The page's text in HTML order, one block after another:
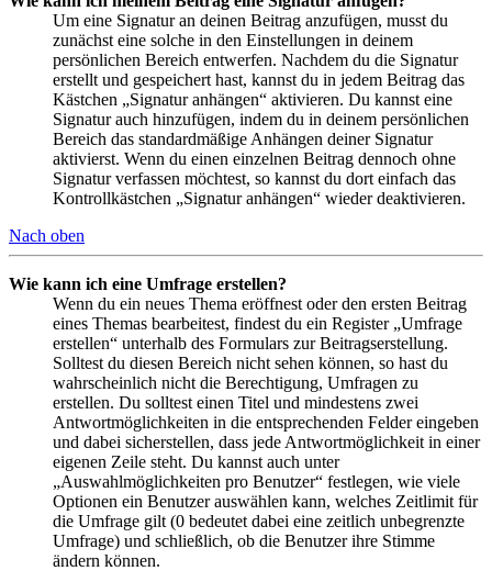
Um eine Signatur an deinen Beitrag anzufügen, musst du
zunächst eine solche in den Einstellungen in deinem
persönlichen Bereich entwerfen. Nachdem du die Signatur
erstellt und gespeichert hast, kannst du in jedem Beitrag das
Kästchen „Signatur anhängen“ aktivieren. Du kannst eine
Signatur auch hinzufügen, indem du in deinem persönlichen
Bereich das standardmäßige Anhängen deiner Signatur
aktivierst. Wenn du einen einzelnen Beitrag dennoch ohne
Signatur verfassen möchtest, so kannst du dort einfach das
Kontrollkästchen „Signatur anhängen“ wieder deaktivieren.
Nach oben
Wie kann ich eine Umfrage erstellen?
Wenn du ein neues Thema eröffnest oder den ersten Beitrag
eines Themas bearbeitest, findest du ein Register „Umfrage
erstellen“ unterhalb des Formulars zur Beitragserstellung.
Solltest du diesen Bereich nicht sehen können, so hast du
wahrscheinlich nicht die Berechtigung, Umfragen zu
erstellen. Du solltest einen Titel und mindestens zwei
Antwortmöglichkeiten in die entsprechenden Felder eingeben
und dabei sicherstellen, dass jede Antwortmöglichkeit in einer
eigenen Zeile steht. Du kannst auch unter
„Auswahlmöglichkeiten pro Benutzer“ festlegen, wie viele
Optionen ein Benutzer auswählen kann, welches Zeitlimit für
die Umfrage gilt (0 bedeutet dabei eine zeitlich unbegrenzte
Umfrage) und schließlich, ob die Benutzer ihre Stimme
ändern können.